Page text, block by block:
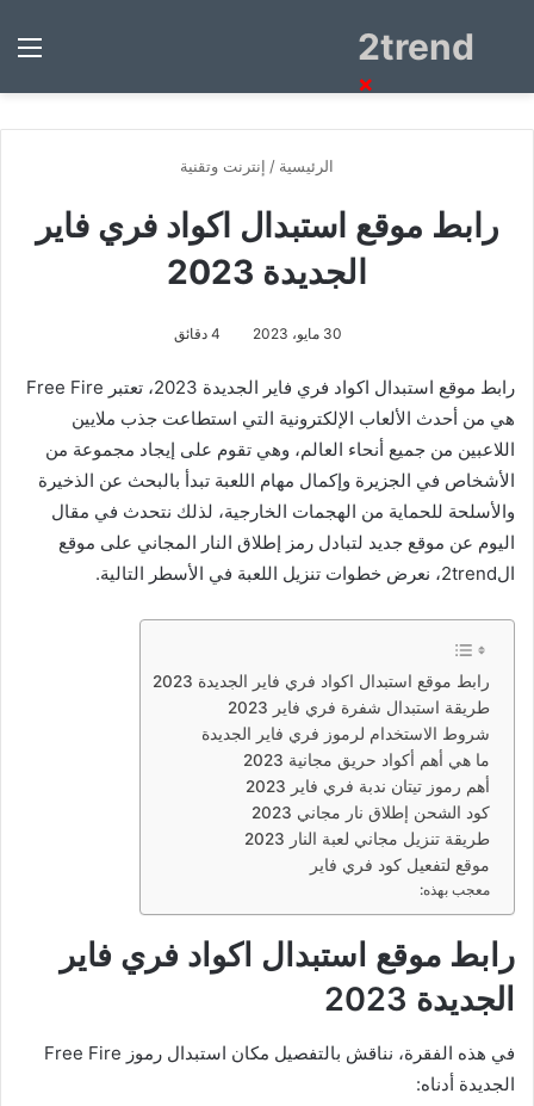
2trendبحث
الرئيسية / إنترنت وتقنية
رابط موقع استبدال اكواد فري فاير
الجديدة 2023
30 مايو، 2023
رابط موقع استبدال اكواد فري فاير الجديدة 2023، تعتبر Free Fire
هي من أحدث الألعاب الإلكترونية التي استطاعت جذب ملايين
اللاعبين من جميع أنحاء العالم، وهي تقوم على إيجاد مجموعة من
الأشخاص في الجزيرة وإكمال مهام اللعبة تبدأ بالبحث عن الذخيرة
والأسلحة للحماية من الهجمات الخارجية، لذلك نتحدث في مقال
اليوم عن موقع جديد لتبادل رمز إطلاق النار المجاني على موقع
ال2trend، نعرض خطوات تنزيل اللعبة في الأسطر التالية.
رابط موقع استبدال اكواد فري فاير الجديدة 2023
طريقة استبدال شفرة فري فاير 2023
شروط الاستخدام لرموز فري فاير الجديدة
ما هي أهم أكواد حريق مجانية 2023
أهم رموز تيتان ندبة فري فاير 2023
كود الشحن إطلاق نار مجاني 2023
طريقة تنزيل مجاني لعبة النار 2023
موقع لتفعيل كود فري فاير
معجب بهذه:
رابط موقع استبدال اكواد فري فاير
الجديدة 2023
في هذه الفقرة، نناقش بالتفصيل مكان استبدال رموز Free Fire
الجديدة أدناه:
×